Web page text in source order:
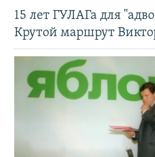
15 лет ГУЛАГа для
Крутой маршрут